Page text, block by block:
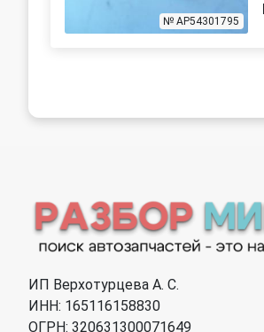
№ AP54301795
ИП Верхотурцева А. С.
ИНН: 165116158830
ОГРН: 320631300071649